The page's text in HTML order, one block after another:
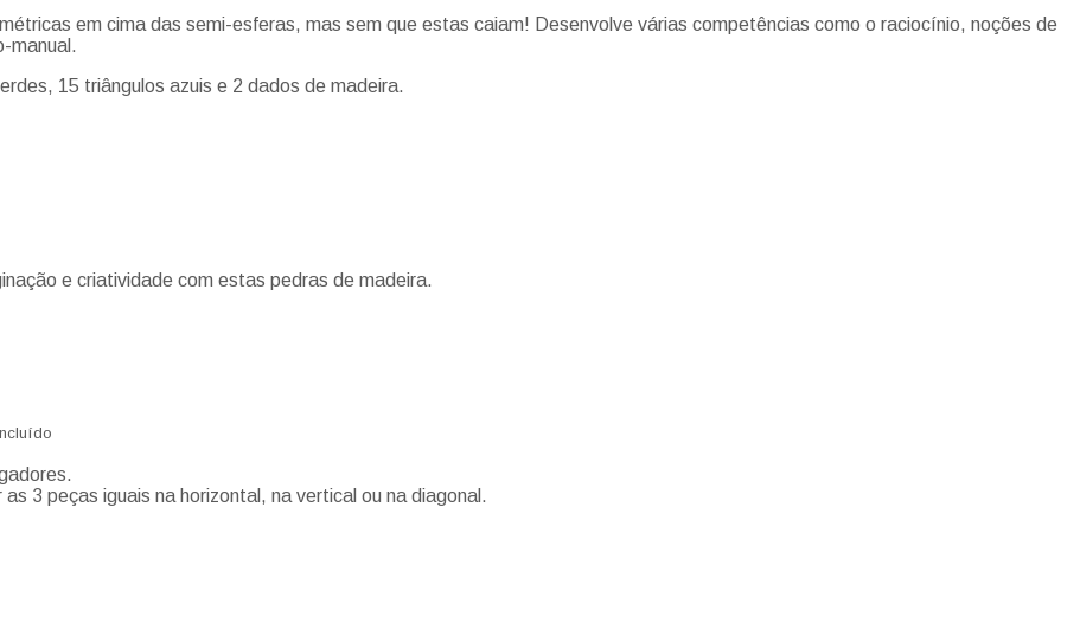
em cima das semi-esferas, mas sem que estas caiam! Desenvolve várias competências como o raciocínio, noções de
manual.
15 triângulos azuis e 2 dados de madeira.
e criatividade com estas pedras de madeira.
3 peças iguais na horizontal, na vertical ou na diagonal.